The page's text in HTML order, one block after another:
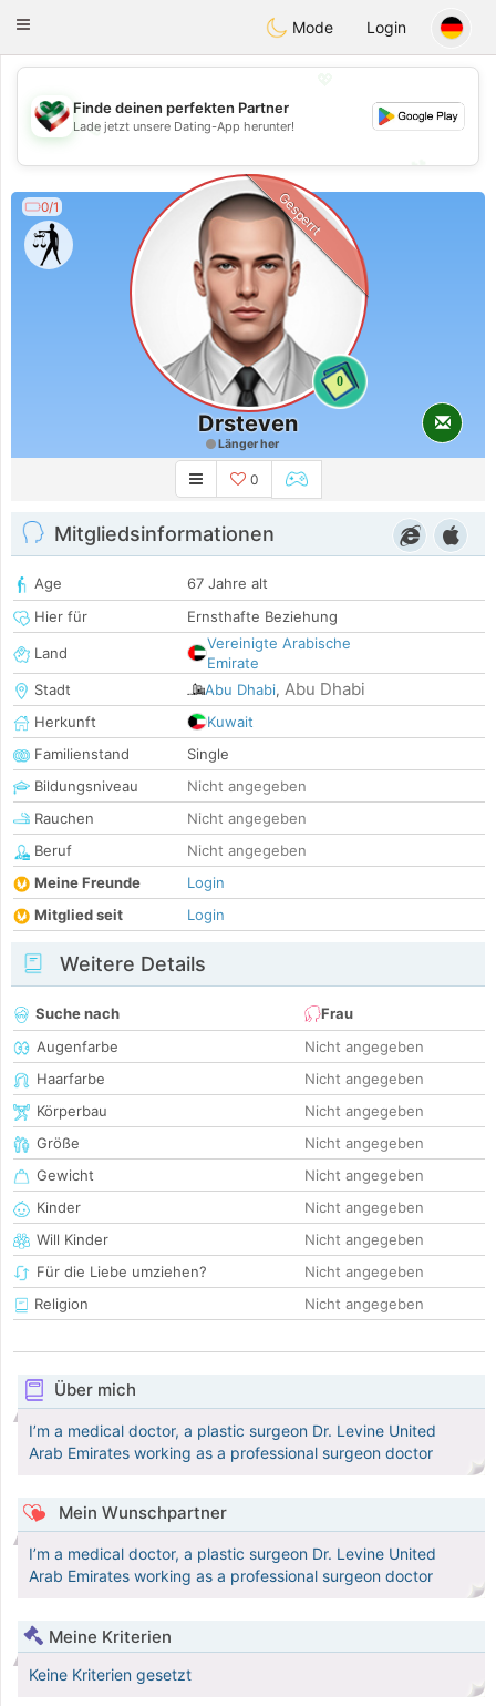
KuwaitChat
Toggle
Mode Login
💖
💕
💕
Finde deinen perfekten Partner
Lade jetzt unsere Dating-App herunter!
0/1
0
Gesperrt
Drsteven
Länger her
0
Mitgliedsinformationen
Age
67 Jahre alt
Hier für
Ernsthafte Beziehung
Land
Vereinigte Arabische
Emirate
Stadt
Abu Dhabi, Abu Dhabi
Herkunft
Kuwait
Familienstand
Single
Bildungsniveau
Nicht angegeben
Rauchen
Nicht angegeben
Beruf
Nicht angegeben
Meine Freunde
Login
Mitglied seit
Login
Weitere Details
Suche nach
Frau
Augenfarbe
Nicht angegeben
Haarfarbe
Nicht angegeben
Körperbau
Nicht angegeben
Größe
Nicht angegeben
Gewicht
Nicht angegeben
Kinder
Nicht angegeben
Will Kinder
Nicht angegeben
Für die Liebe umziehen?
Nicht angegeben
Religion
Nicht angegeben
Über mich
I’m a medical doctor, a plastic surgeon Dr. Levine United
Arab Emirates working as a professional surgeon doctor
Mein Wunschpartner
I’m a medical doctor, a plastic surgeon Dr. Levine United
Arab Emirates working as a professional surgeon doctor
Meine Kriterien
Keine Kriterien gesetzt